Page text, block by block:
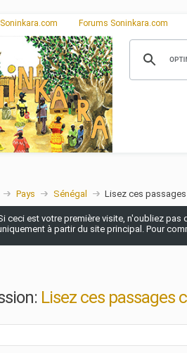
Forums Soninkara.com
Pays Sénégal Lisez ces
ceci est votre première visite, n'oubliez pas
à partir du site principal. Pour
Lisez ces passages